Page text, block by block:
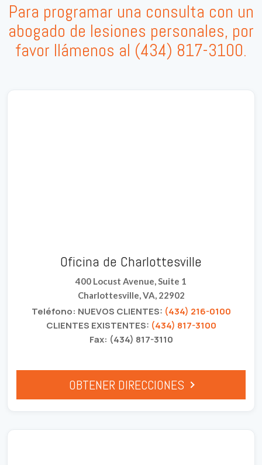
Para programar una consulta con un
abogado de lesiones personales, por
favor llámenos al (434) 817-3100.
Oficina de Charlottesville
400 Locust Avenue, Suite 1
Charlottesville, VA, 22902
Teléfono: NUEVOS CLIENTES: (434) 216-0100
CLIENTES EXISTENTES: (434) 817-3100
Fax: (434) 817-3110
OBTENER DIRECCIONES